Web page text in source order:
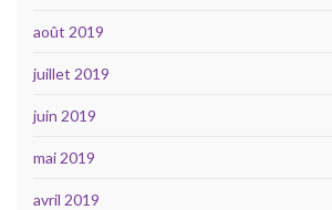
août 2019
juillet 2019
juin 2019
mai 2019
avril 2019